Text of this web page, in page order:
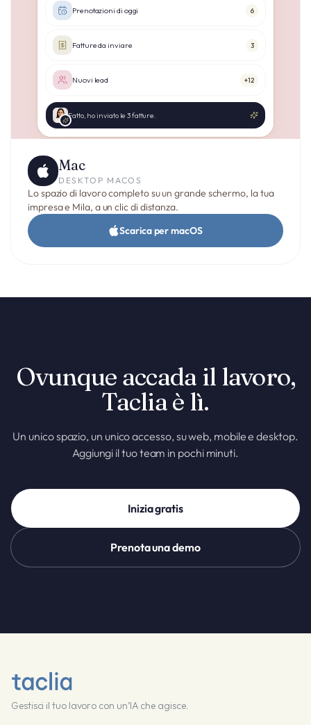
Prenotazioni di oggi 6
Fatture da inviare 3
Nuovi lead +12
Fatto, ho inviato le 3 fatture.
Mac
DESKTOP MACOS
Lo spazio di lavoro completo su un grande schermo, la tua
impresa e Mila, a un clic di distanza.
Scarica per macOS
Ovunque accada il lavoro,
Taclia è lì.
Un unico spazio, un unico accesso, su web, mobile e desktop.
Aggiungi il tuo team in pochi minuti.
Inizia gratis
Prenota una demo
Gestisci il tuo lavoro con un’IA che agisce.